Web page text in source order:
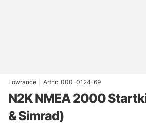
Lowrance Artnr: 000-0124-69
N2K NMEA 2000
& Simrad)